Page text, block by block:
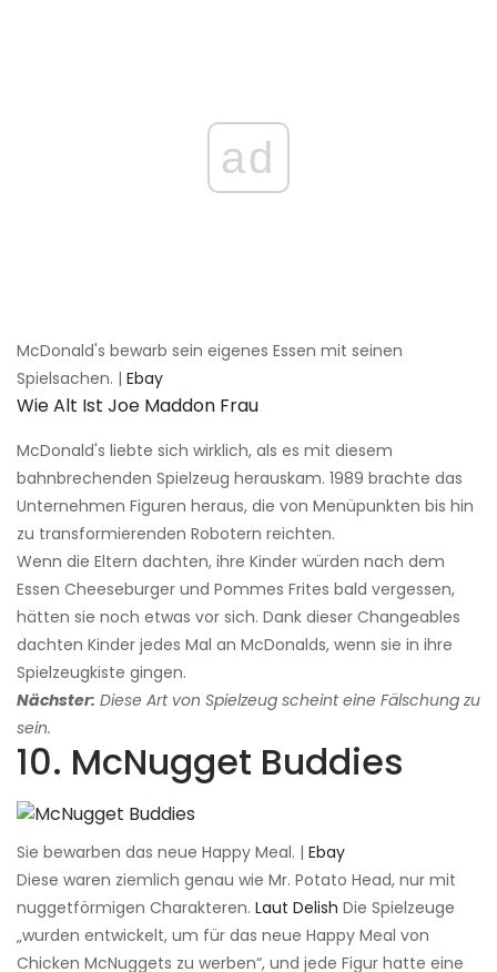
ad
McDonald's bewarb sein eigenes Essen mit seinen
Spielsachen. | Ebay
Wie Alt Ist Joe Maddon Frau
McDonald's liebte sich wirklich, als es mit diesem
bahnbrechenden Spielzeug herauskam. 1989 brachte das
Unternehmen Figuren heraus, die von Menüpunkten bis hin
zu transformierenden Robotern reichten.
Wenn die Eltern dachten, ihre Kinder würden nach dem
Essen Cheeseburger und Pommes Frites bald vergessen,
hätten sie noch etwas vor sich. Dank dieser Changeables
dachten Kinder jedes Mal an McDonalds, wenn sie in ihre
Spielzeugkiste gingen.
Nächster: Diese Art von Spielzeug scheint eine Fälschung zu
sein.
10. McNugget Buddies
Sie bewarben das neue Happy Meal. | Ebay
Diese waren ziemlich genau wie Mr. Potato Head, nur mit
nuggetförmigen Charakteren. Laut Delish Die Spielzeuge
„wurden entwickelt, um für das neue Happy Meal von
Chicken McNuggets zu werben“, und jede Figur hatte eine